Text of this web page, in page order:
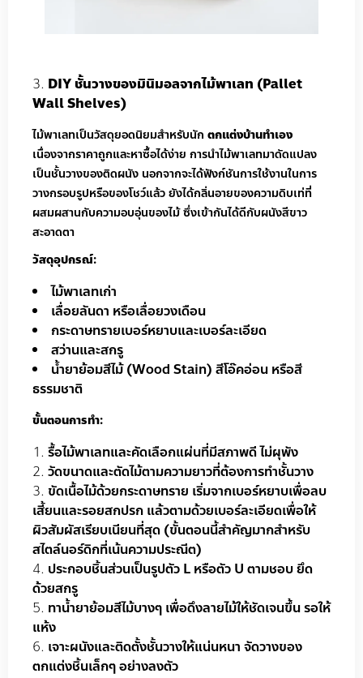
DIY ชั้นวางของมินิมอลจากไม้พาเลท (Pallet
Wall Shelves)
ไม้พาเลทเป็นวัสดุยอดนิยมสำหรับนัก ตกแต่งบ้านทำเอง
เนื่องจากราคาถูกและหาซื้อได้ง่าย การนำไม้พาเลทมาดัดแปลง
เป็นชั้นวางของติดผนัง นอกจากจะได้ฟังก์ชันการใช้งานในการ
วางกรอบรูปหรือของโชว์แล้ว ยังได้กลิ่นอายของความดิบเท่ที่
ผสมผสานกับความอบอุ่นของไม้ ซึ่งเข้ากันได้ดีกับผนังสีขาว
สะอาดตา
วัสดุอุปกรณ์:
ไม้พาเลทเก่า
เลื่อยลันดา หรือเลื่อยวงเดือน
กระดาษทรายเบอร์หยาบและเบอร์ละเอียด
สว่านและสกรู
น้ำยาย้อมสีไม้ (Wood Stain) สีโอ๊คอ่อน หรือสี
ธรรมชาติ
ขั้นตอนการทำ:
รื้อไม้พาเลทและคัดเลือกแผ่นที่มีสภาพดี ไม่ผุพัง
วัดขนาดและตัดไม้ตามความยาวที่ต้องการทำชั้นวาง
ขัดเนื้อไม้ด้วยกระดาษทราย เริ่มจากเบอร์หยาบเพื่อลบ
เสี้ยนและรอยสกปรก แล้วตามด้วยเบอร์ละเอียดเพื่อให้
ผิวสัมผัสเรียบเนียนที่สุด (ขั้นตอนนี้สำคัญมากสำหรับ
สไตล์นอร์ดิกที่เน้นความประณีต)
ประกอบชิ้นส่วนเป็นรูปตัว L หรือตัว U ตามชอบ ยึด
ด้วยสกรู
ทาน้ำยาย้อมสีไม้บางๆ เพื่อดึงลายไม้ให้ชัดเจนขึ้น รอให้
แห้ง
เจาะผนังและติดตั้งชั้นวางให้แน่นหนา จัดวางของ
ตกแต่งชิ้นเล็กๆ อย่างลงตัว